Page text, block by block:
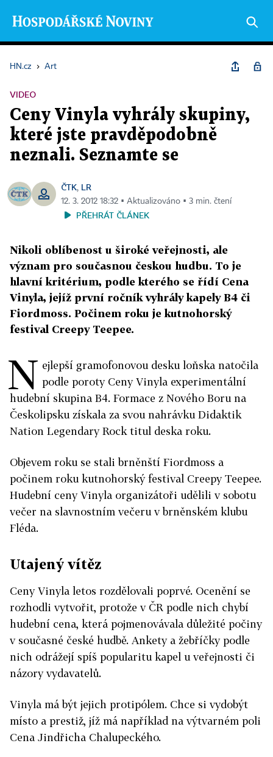
HN.cz › Art
VIDEO
Ceny Vinyla vyhrály skupiny,
které jste pravděpodobně
neznali. Seznamte se
ČTK, LR
12. 3. 2012 18:32 ▪ Aktualizováno ▪ 3 min. čtení
PŘEHRÁT ČLÁNEK
Nikoli oblíbenost u široké veřejnosti, ale
význam pro současnou českou hudbu. To je
hlavní kritérium, podle kterého se řídí Cena
Vinyla, jejíž první ročník vyhrály kapely B4 či
Fiordmoss. Počinem roku je kutnohorský
festival Creepy Teepee.
N ejlepší gramofonovou desku loňska natočila
podle poroty Ceny Vinyla experimentální
hudební skupina B4. Formace z Nového Boru na
Českolipsku získala za svou nahrávku Didaktik
Nation Legendary Rock titul deska roku.
Objevem roku se stali brněnští Fiordmoss a
počinem roku kutnohorský festival Creepy Teepee.
Hudební ceny Vinyla organizátoři udělili v sobotu
večer na slavnostním večeru v brněnském klubu
Fléda.
Utajený vítěz
Ceny Vinyla letos rozdělovali poprvé. Ocenění se
rozhodli vytvořit, protože v ČR podle nich chybí
hudební cena, která pojmenovávala důležité počiny
v současné české hudbě. Ankety a žebříčky podle
nich odrážejí spíš popularitu kapel u veřejnosti či
názory vydavatelů.
Vinyla má být jejich protipólem. Chce si vydobýt
místo a prestiž, jíž má například na výtvarném poli
Cena Jindřicha Chalupeckého.